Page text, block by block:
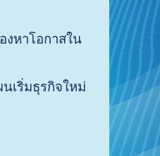
งหาโอกาสใน
เริ่มธุรกิจใหม่